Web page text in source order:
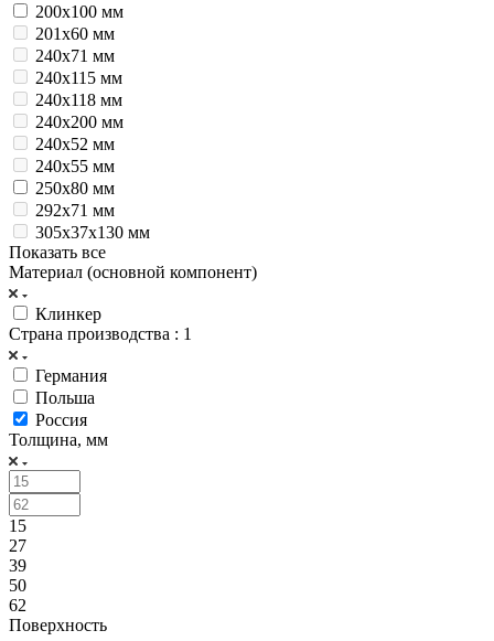
200х100 мм
201x60 мм
240x71 мм
240х115 мм
240х118 мм
240х200 мм
240х52 мм
240х55 мм
250х80 мм
292х71 мм
305х37х130 мм
Показать все
Материал (основной компонент)
Клинкер
Страна производства : 1
Германия
Польша
Россия
Толщина, мм
15
27
39
50
62
Поверхность